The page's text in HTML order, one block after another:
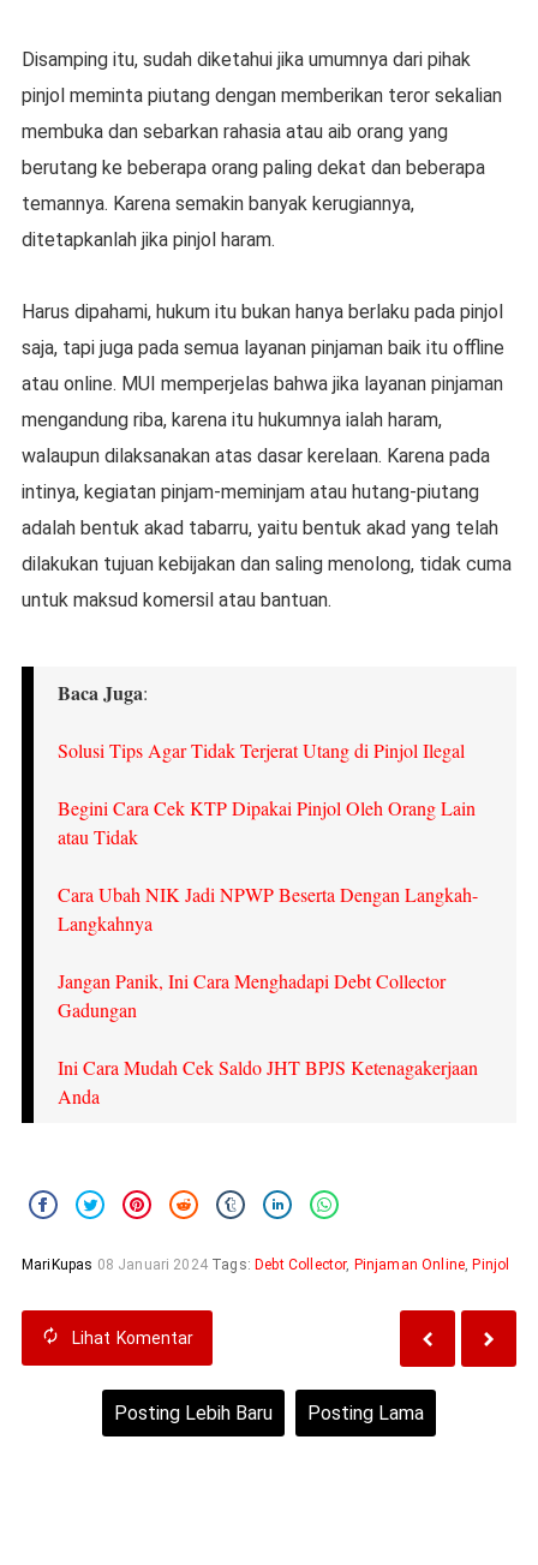
Disamping itu, sudah diketahui jika umumnya dari pihak
pinjol meminta piutang dengan memberikan teror sekalian
membuka dan sebarkan rahasia atau aib orang yang
berutang ke beberapa orang paling dekat dan beberapa
temannya. Karena semakin banyak kerugiannya,
ditetapkanlah jika pinjol haram.
Harus dipahami, hukum itu bukan hanya berlaku pada pinjol
saja, tapi juga pada semua layanan pinjaman baik itu offline
atau online. MUI memperjelas bahwa jika layanan pinjaman
mengandung riba, karena itu hukumnya ialah haram,
walaupun dilaksanakan atas dasar kerelaan. Karena pada
intinya, kegiatan pinjam-meminjam atau hutang-piutang
adalah bentuk akad tabarru, yaitu bentuk akad yang telah
dilakukan tujuan kebijakan dan saling menolong, tidak cuma
untuk maksud komersil atau bantuan.
Baca Juga:
Solusi Tips Agar Tidak Terjerat Utang di Pinjol Ilegal
Begini Cara Cek KTP Dipakai Pinjol Oleh Orang Lain
atau Tidak
Cara Ubah NIK Jadi NPWP Beserta Dengan Langkah-
Langkahnya
Jangan Panik, Ini Cara Menghadapi Debt Collector
Gadungan
Ini Cara Mudah Cek Saldo JHT BPJS Ketenagakerjaan
Anda
MariKupas 08 Januari 2024 Tags:Debt Collector, Pinjaman Online ,Pinjol
Lihat Komentar
Posting Lebih Baru Posting Lama